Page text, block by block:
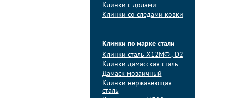
Клинки с долами
Клинки со следами ковки
Клинки по марке стали
Клинки сталь Х12МФ , D2
Клинки дамасская сталь
Дамаск мозаичный
Клинки нержавеющая
сталь